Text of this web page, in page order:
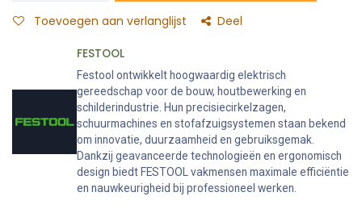
Toevoegen aan verlanglijst Deel
FESTOOL
Festool ontwikkelt hoogwaardig elektrisch
gereedschap voor de bouw, houtbewerking en
schilderindustrie. Hun precisiecirkelzagen,
schuurmachines en stofafzuigsystemen staan bekend
om innovatie, duurzaamheid en gebruiksgemak.
Dankzij geavanceerde technologieën en ergonomisch
design biedt FESTOOL vakmensen maximale efficiëntie
en nauwkeurigheid bij professioneel werken.